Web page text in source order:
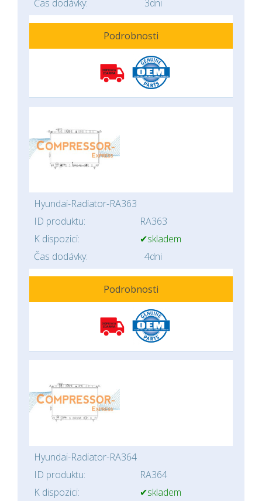
Čas dodávky: 3dni
Podrobnosti
Hyundai-Radiator-RA363
ID produktu:
RA363
K dispozici:
✔skladem
Čas dodávky:
4dni
Podrobnosti
Hyundai-Radiator-RA364
ID produktu:
RA364
K dispozici:
✔skladem